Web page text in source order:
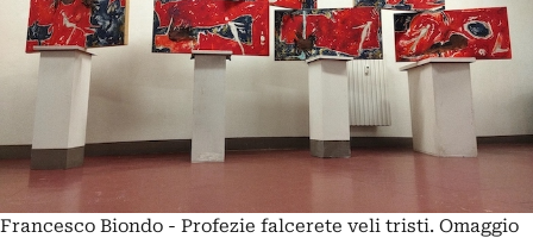
Francesco Biondo - Profezie falcerete veli tristi. Omaggio